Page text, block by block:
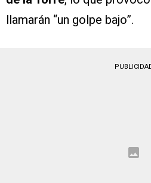
llamarán “un golpe bajo”.